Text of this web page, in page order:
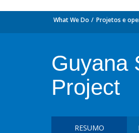
What We Do Projetos e
Guyana
Project
RESUMO